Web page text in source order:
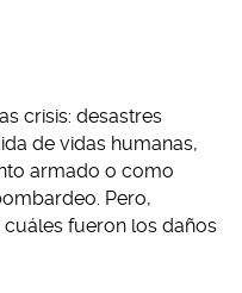
crisis: desastres
de vidas humanas,
armado o como
Pero,
cuáles fueron los daños